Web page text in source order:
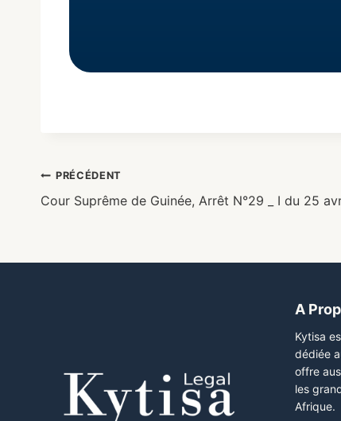
PRÉCÉDENT
Cour Suprême de Guinée, Arrêt N°29 _ I du 25
A
Kytisa
dédiée
offre
les
Afrique.